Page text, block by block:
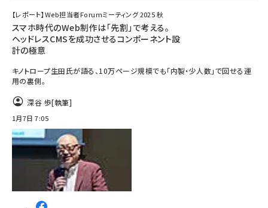
【レポート】Web担当者Forumミーティング 2025 秋
スマホ時代のWeb制作は「先割」で考える。
ヘッドレスCMSを成功させるコンポーネント設
計の極意
キノトロープ生田氏が語る、10万ページ規模でも「内製・少人数」で回せる運
用の裏側。
深谷 歩[執筆]
1月7日 7:05